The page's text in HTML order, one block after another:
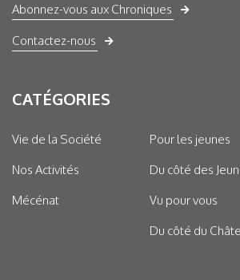
Abonnez-vous aux Chroniques
Contactez-nous
CATÉGORIES
Vie de la Société
Nos Activités
Mécénat
Pour les jeunes
Du côté des
Vu pour vous
Du côté du